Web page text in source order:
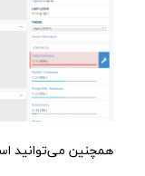
همچنین می‌توانید